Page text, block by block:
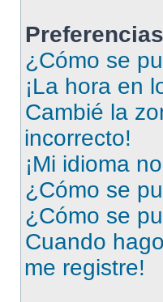
¿Cómo se
¡La hora en
Cambié la
incorrecto!
¡Mi idioma
¿Cómo se
¿Cómo se
Cuando
me registre!